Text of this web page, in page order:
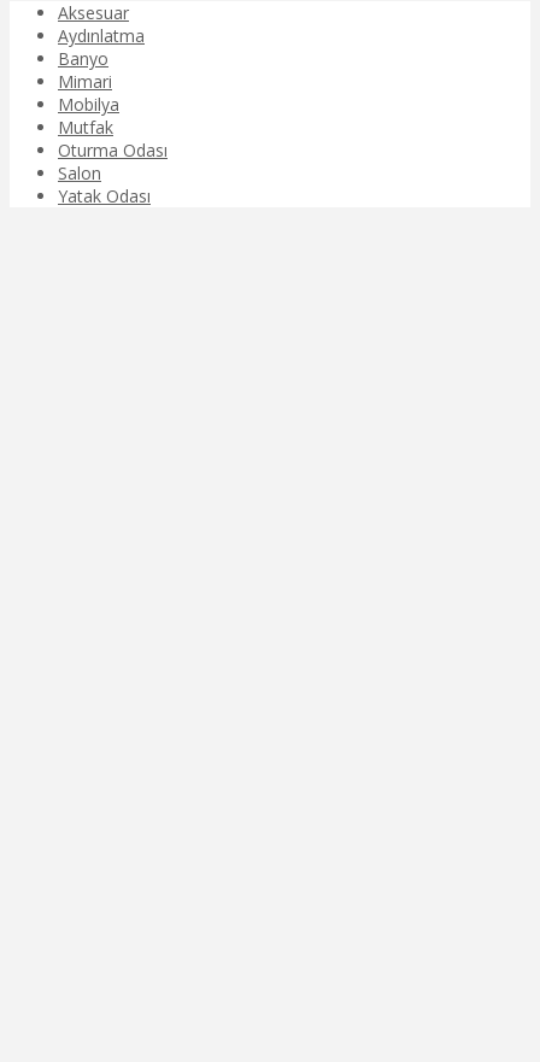
Aksesuar
Aydınlatma
Banyo
Mimari
Mobilya
Mutfak
Oturma Odası
Salon
Yatak Odası